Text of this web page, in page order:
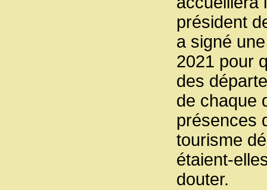
président
a signé
2021 pour
des
de chaque
présences
tourisme
étaient-
douter.